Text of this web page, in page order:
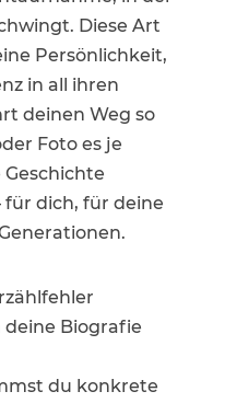
Diese Art
Persönlichkeit,
in all ihren
deinen Weg so
Foto es je
dich, für deine
Biografie
du konkrete